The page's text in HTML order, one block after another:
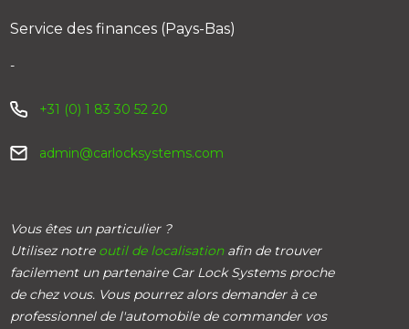
Service des finances (Pays-Bas)
-
+31 (0) 1 83 30 52 20
admin@carlocksystems.com
Vous êtes un particulier ?
Utilisez notre outil de localisationafin de trouver
facilement un partenaire Car Lock Systems proche
de chez vous. Vous pourrez alors demander à ce
professionnel de l'automobile de commander vos